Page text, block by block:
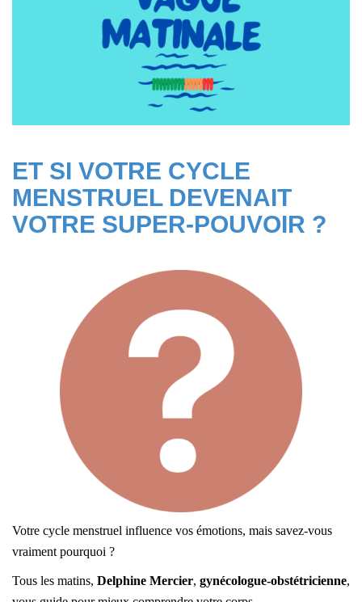
ET SI VOTRE CYCLE
MENSTRUEL DEVENAIT
VOTRE SUPER-POUVOIR ?
Votre cycle menstruel influence vos émotions, mais savez-vous
vraiment pourquoi ?
Tous les matins, Delphine Mercier, gynécologue-obstétricienne,